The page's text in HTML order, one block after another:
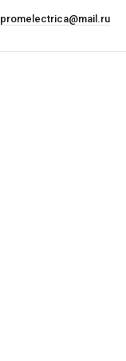
promelectrica@mail.ru